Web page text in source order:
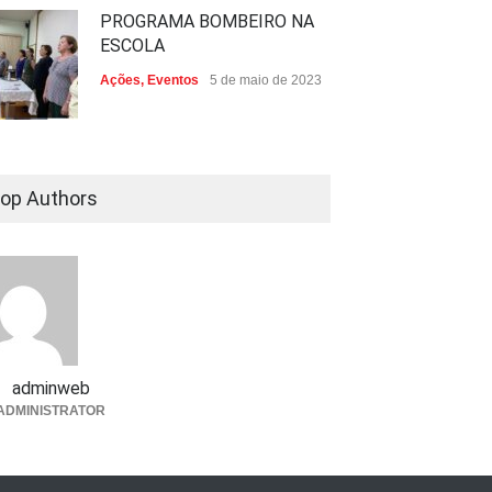
PROGRAMA BOMBEIRO NA
ESCOLA
Ações, Eventos 5 de maio de 2023
Authors
adminweb